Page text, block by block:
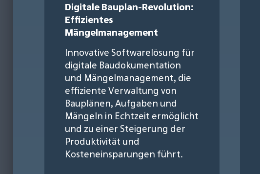
Digitale Bauplan-Revolution:
Effizientes
Mängelmanagement
Innovative Softwarelösung für
digitale Baudokumentation
und Mängelmanagement, die
effiziente Verwaltung von
Bauplänen, Aufgaben und
Mängeln in Echtzeit ermöglicht
und zu einer Steigerung der
Produktivität und
Kosteneinsparungen führt.